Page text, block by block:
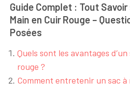
Guide Complet : Tout
Main en Cuir Rouge –
Posées
Quels sont les avantages
rouge ?
Comment entretenir un sac à